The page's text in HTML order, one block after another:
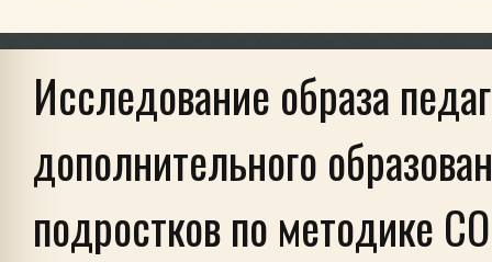
Исследование образа
дополнительного
подростков по методике